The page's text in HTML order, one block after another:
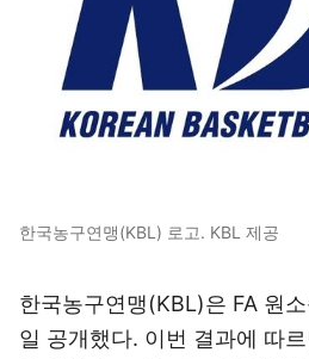
한국농구연맹(KBL) 로고. KBL 제공
한국농구연맹(KBL)은 FA 원
일 공개했다. 이번 결과에 따